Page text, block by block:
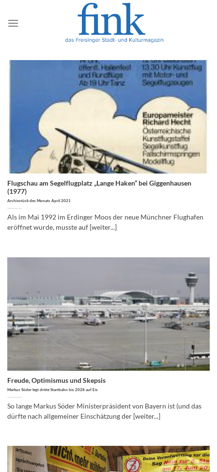
Inhalt
springen
Flugschau am Segelflugplatz „Lange Haken“ bei Giggenhausen
(1977)
Archivstück des Monats April 2021
Als im Mai 1992 im Erdinger Moos der neue Münchner Flughafen
eröffnet wurde, musste auf [weiter...]
Freude, Optimismus und Skepsis
Markus Söder legt dritte Startbahn bis 2028 auf Eis
So lange Markus Söder Ministerpräsident von Bayern ist (und das
dürfte nach allgemeiner Einschätzung der [weiter...]